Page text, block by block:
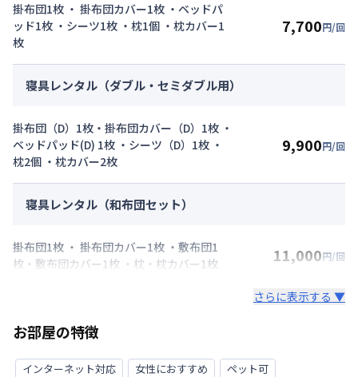
掛布団1枚 ・ 掛布団カバー1枚 ・ベッドパ
ッド1枚 ・シーツ1枚 ・枕1個 ・枕カバー1
枚
7,700円/回
寝具レンタル（ダブル・セミダブル用）
掛布団（D）1枚・掛布団カバー（D）1枚 ・
ベッドパッド(D) 1枚 ・シーツ（D）1枚 ・
枕2個 ・枕カバー2枚
9,900円/回
寝具レンタル（和布団セット）
掛布団1枚 ・ 掛布団カバー1枚 ・敷布団1
枚・敷布団カバー1枚 ・枕・枕カバー1枚
11,000円/回
さらに表示する ▼
お部屋の特徴
インターネット対応 女性におすすめ
ペット可